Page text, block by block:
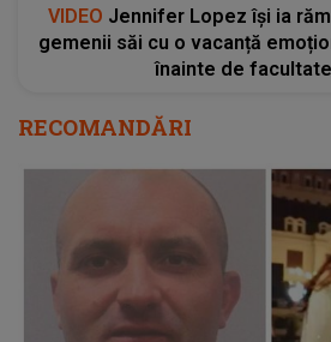
VIDEO Jennifer Lopez își ia
gemenii săi cu o vacanță
înainte de facultate
RECOMANDĂRI